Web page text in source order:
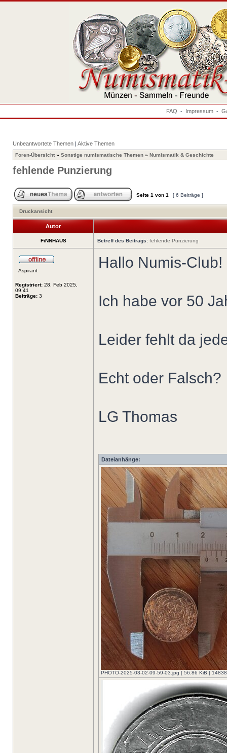
FAQ - Impressum -
Unbeantwortete Themen | Aktive Themen
Foren-Übersicht » Sonstige numismatische Themen » Numismatik & Geschichte
fehlende Punzierung
Seite 1 von 1 [ 6 Beiträge ]
Druckansicht
Autor
FiNNHAUS Betreff des Beitrags: fehlende Punzierung
Aspirant
Registriert: 28. Feb 2025,
09:41
Beiträge: 3
Hallo Numis-Club!
Ich habe vor 50
Leider fehlt da
Echt oder Falsch?
LG Thomas
Dateianhänge:
PHOTO-2025-03-02-09-59-03.jpg [ 56.86 KiB |